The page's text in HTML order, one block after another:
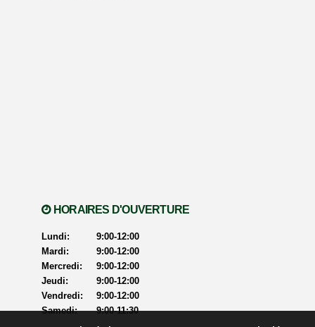
HORAIRES D'OUVERTURE
Lundi:
9:00-12:00
Mardi:
9:00-12:00
Mercredi:
9:00-12:00
Jeudi:
9:00-12:00
Vendredi:
9:00-12:00
Samedi:
9:00-11:30